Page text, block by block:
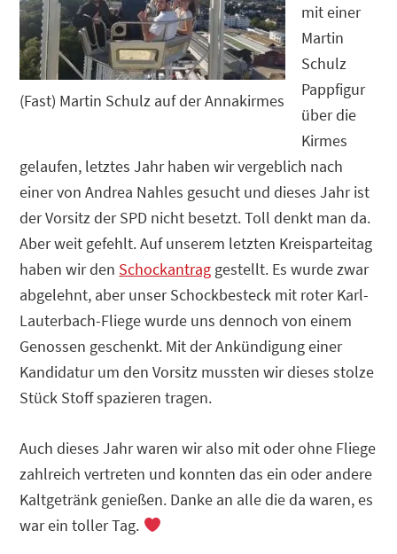
(Fast) Martin Schulz auf der Annakirmes
mit einer
Martin
Schulz
Pappfigur
über die
Kirmes
gelaufen, letztes Jahr haben wir vergeblich nach
einer von Andrea Nahles gesucht und dieses Jahr ist
der Vorsitz der SPD nicht besetzt. Toll denkt man da.
Aber weit gefehlt. Auf unserem letzten Kreisparteitag
haben wir den Schockantrag gestellt. Es wurde zwar
abgelehnt, aber unser Schockbesteck mit roter Karl-
Lauterbach-Fliege wurde uns dennoch von einem
Genossen geschenkt. Mit der Ankündigung einer
Kandidatur um den Vorsitz mussten wir dieses stolze
Stück Stoff spazieren tragen.
Auch dieses Jahr waren wir also mit oder ohne Fliege
zahlreich vertreten und konnten das ein oder andere
Kaltgetränk genießen. Danke an alle die da waren, es
war ein toller Tag.